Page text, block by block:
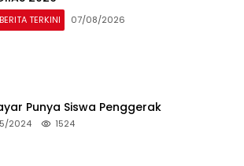
BERITA TERKINI 07/08/2026
Punya Siswa Penggerak
2024 1524